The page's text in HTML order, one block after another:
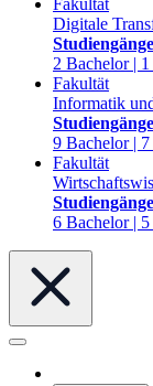
Fakultät
Digitale
Studiengänge
2 Bachelor |
Fakultät
Informatik
Studiengänge
9 Bachelor |
Fakultät
Studiengänge
6 Bachelor |